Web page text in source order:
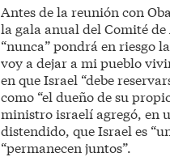
Antes de la reunión con
la gala anual del Comité
“nunca” pondrá en riesgo
voy a dejar a mi pueblo
en que Israel “debe
como “el dueño de su
ministro israelí agregó, en
distendido, que Israel es
“permanecen juntos”.